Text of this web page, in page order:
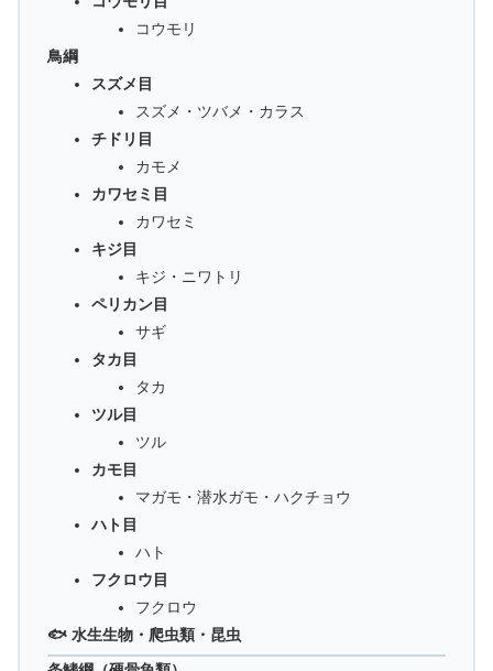
コウモリ
鳥綱
スズメ目
スズメ・ツバメ・カラス
チドリ目
カモメ
カワセミ目
カワセミ
キジ目
キジ・ニワトリ
ペリカン目
サギ
タカ目
タカ
ツル目
ツル
カモ目
マガモ・潜水ガモ・ハクチョウ
ハト目
ハト
フクロウ目
フクロウ
🐟 水生生物・爬虫類・昆虫